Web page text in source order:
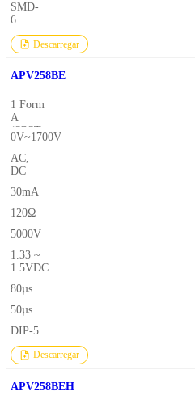
SMD-
6
Descarregar
APV258BE
1 Form
A
(SPST-
NO)
0V~1700V
AC,
DC
30mA
120Ω
5000V
1.33 ~
1.5VDC
80µs
50µs
DIP-5
Descarregar
APV258BEH